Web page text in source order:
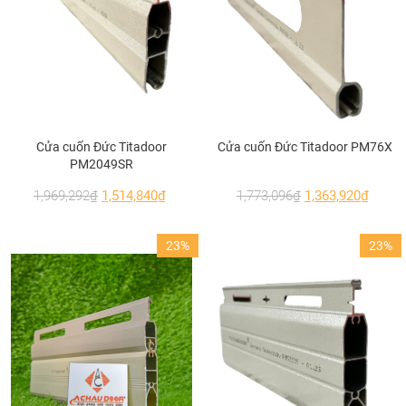
Cửa đi mở trượt 3 cánh nhôm Xingfa
Cửa cuốn Đức Titadoor
PM2049SR
1,969,292₫ 1,514,840₫
Cửa cuốn Đức Titadoor PM76X
1,773,096₫ 1,363,920₫
23% 23%